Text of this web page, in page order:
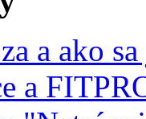
a ako
a